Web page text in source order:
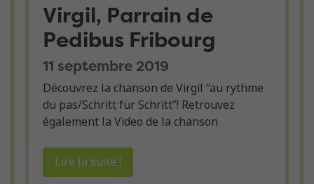
Virgil, Parrain de
Pedibus Fribourg
11 septembre 2019
Découvrez la chanson de Virgil “au rythme
du pas/Schritt für Schritt”! Retrouvez
également la Video de la chanson
Lire la suite !